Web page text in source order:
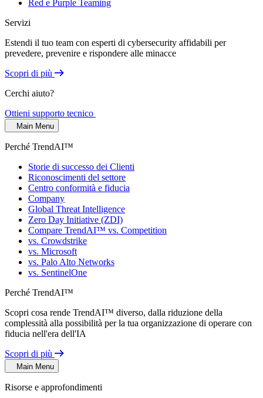
Red e Purple Teaming
Servizi
Estendi il tuo team con esperti di cybersecurity affidabili per
prevedere, prevenire e rispondere alle minacce
Scopri di più
Cerchi aiuto?
Ottieni supporto tecnico
Main Menu
Perché TrendAI™
Storie di successo dei Clienti
Riconoscimenti del settore
Centro conformità e fiducia
Company
Global Threat Intelligence
Zero Day Initiative (ZDI)
Compare TrendAI™ vs. Competition
vs. Crowdstrike
vs. Microsoft
vs. Palo Alto Networks
vs. SentinelOne
Perché TrendAI™
Scopri cosa rende TrendAI™ diverso, dalla riduzione della
complessità alla possibilità per la tua organizzazione di operare con
fiducia nell'era dell'IA
Scopri di più
Main Menu
Risorse e approfondimenti